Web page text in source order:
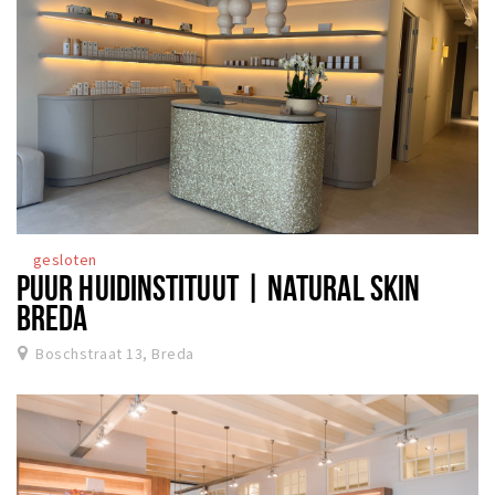
gesloten
PUUR HUIDINSTITUUT | NATURAL SKIN
BREDA
Boschstraat 13, Breda